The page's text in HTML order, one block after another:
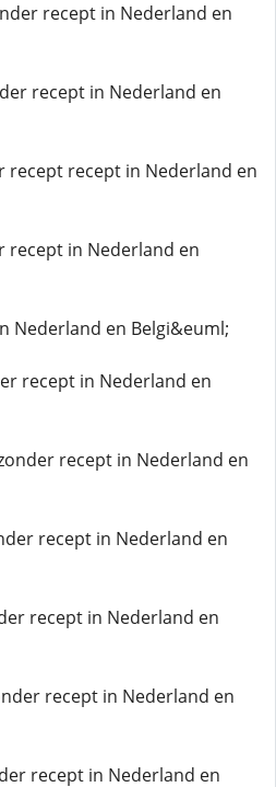
recept in Nederland en
recept in Nederland en
recept recept in Nederland en
recept in Nederland en
Nederland en Belgi&euml;
recept in Nederland en
recept in Nederland en
recept in Nederland en
recept in Nederland en
recept in Nederland en
recept in Nederland en